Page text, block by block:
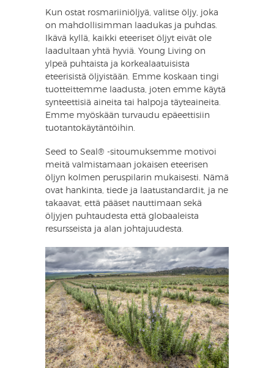
Kun ostat rosmariiniöljyä, valitse öljy, joka
on mahdollisimman laadukas ja puhdas.
Ikävä kyllä, kaikki eteeriset öljyt eivät ole
laadultaan yhtä hyviä. Young Living on
ylpeä puhtaista ja korkealaatuisista
eteerisistä öljyistään. Emme koskaan tingi
tuotteittemme laadusta, joten emme käytä
synteettisiä aineita tai halpoja täyteaineita.
Emme myöskään turvaudu epäeettisiin
tuotantokäytäntöihin.
Seed to Seal® -sitoumuksemme motivoi
meitä valmistamaan jokaisen eteerisen
öljyn kolmen peruspilarin mukaisesti. Nämä
ovat hankinta, tiede ja laatustandardit, ja ne
takaavat, että pääset nauttimaan sekä
öljyjen puhtaudesta että globaaleista
resursseista ja alan johtajuudesta.